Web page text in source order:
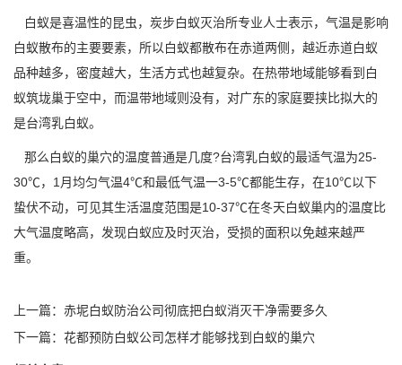
白蚁是喜温性的昆虫，炭步白蚁灭治所专业人士表示，气温是影响
白蚁散布的主要要素，所以白蚁都散布在赤道两侧，越近赤道白蚁
品种越多，密度越大，生活方式也越复杂。在热带地域能够看到白
蚁筑垅巢于空中，而温带地域则没有，对广东的家庭要挟比拟大的
是台湾乳白蚁。
那么白蚁的巢穴的温度普通是几度?台湾乳白蚁的最适气温为25-
30℃，1月均匀气温4℃和最低气温一3-5℃都能生存，在10℃以下
蛰伏不动，可见其生活温度范围是10-37℃在冬天白蚁巢内的温度比
大气温度略高，发现白蚁应及时灭治，受损的面积以免越来越严
重。
上一篇： 赤坭白蚁防治公司彻底把白蚁消灭干净需要多久
下一篇： 花都预防白蚁公司怎样才能够找到白蚁的巢穴